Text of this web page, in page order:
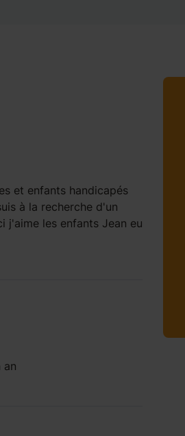
et enfants handicapés
à la recherche d'un
j'aime les enfants Jean eu
an